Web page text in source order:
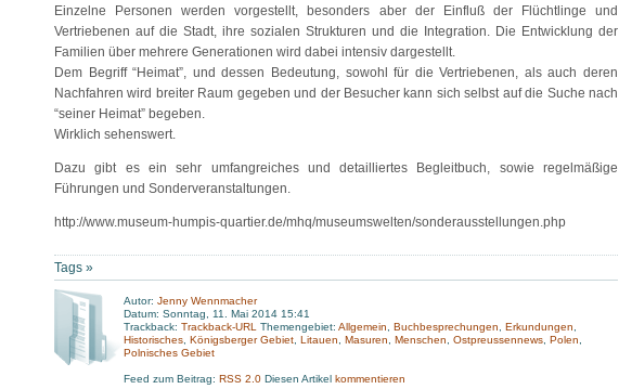
Einzelne Personen werden vorgestellt, besonders aber der Einfluß der Flüchtlinge und
Vertriebenen auf die Stadt, ihre sozialen Strukturen und die Integration. Die Entwicklung der
Familien über mehrere Generationen wird dabei intensiv dargestellt.
Dem Begriff “Heimat”, und dessen Bedeutung, sowohl für die Vertriebenen, als auch deren
Nachfahren wird breiter Raum gegeben und der Besucher kann sich selbst auf die Suche nach
“seiner Heimat” begeben.
Wirklich sehenswert.
Dazu gibt es ein sehr umfangreiches und detailliertes Begleitbuch, sowie regelmäßige
Führungen und Sonderveranstaltungen.
http://www.museum-humpis-quartier.de/mhq/museumswelten/sonderausstellungen.php
Tags »
Autor: Jenny Wennmacher
Datum: Sonntag, 11. Mai 2014 15:41
Trackback: Trackback-URL Themengebiet: Allgemein Buchbesprechungen Erkundungen
Historisches Königsberger Gebiet Litauen Masuren Menschen Ostpreussennews Polen
Polnisches Gebiet
Feed zum Beitrag: RSS 2.0 Diesen Artikel kommentieren